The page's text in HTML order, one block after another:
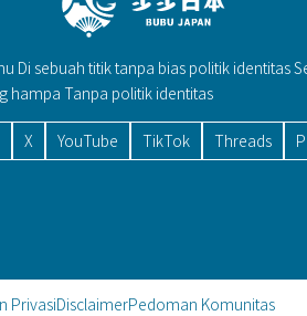
Di sebuah titik tanpa bias politik identitas
hampa Tanpa politik identitas
X YouTube TikTok Threads
PrivasiDisclaimerPedoman Komunitas